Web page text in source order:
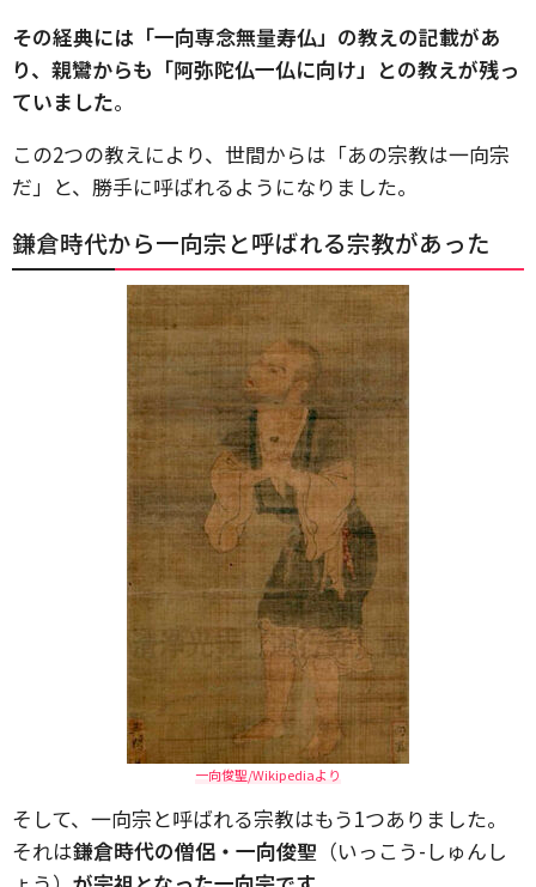
その経典には「一向専念無量寿仏」の教えの記載があ
り、親鸞からも「阿弥陀仏一仏に向け」との教えが残っ
ていました。
この2つの教えにより、世間からは「あの宗教は一向宗
だ」と、勝手に呼ばれるようになりました。
鎌倉時代から一向宗と呼ばれる宗教があった
一向俊聖/Wikipediaより
そして、一向宗と呼ばれる宗教はもう1つありました。
それは鎌倉時代の僧侶・一向俊聖 （いっこう-しゅんし